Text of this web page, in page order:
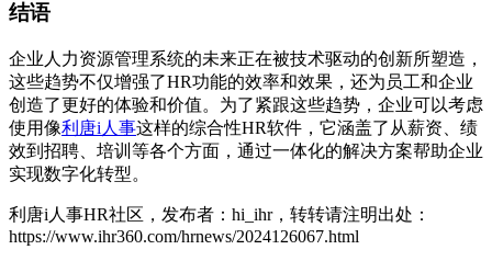
结语
企业人力资源管理系统的未来正在被技术驱动的创新所塑造，
这些趋势不仅增强了HR功能的效率和效果，还为员工和企业
创造了更好的体验和价值。为了紧跟这些趋势，企业可以考虑
使用像利唐i人事这样的综合性HR软件，它涵盖了从薪资、绩
效到招聘、培训等各个方面，通过一体化的解决方案帮助企业
实现数字化转型。
利唐i人事HR社区，发布者：hi_ihr，转转请注明出处：
https://www.ihr360.com/hrnews/2024126067.html